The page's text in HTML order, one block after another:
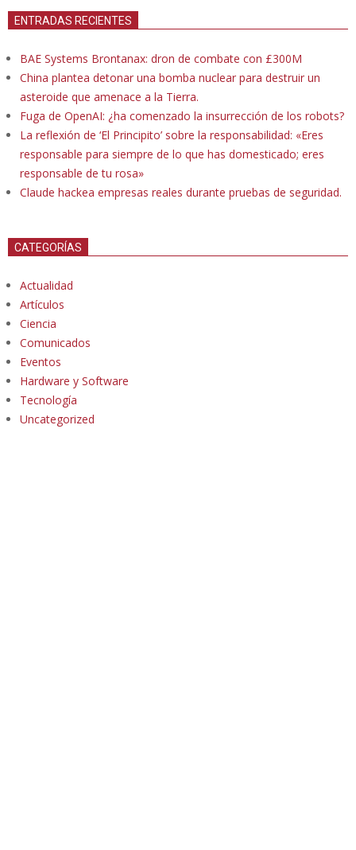
ENTRADAS RECIENTES
BAE Systems Brontanax: dron de combate con £300M
China plantea detonar una bomba nuclear para destruir un
asteroide que amenace a la Tierra.
Fuga de OpenAI: ¿ha comenzado la insurrección de los robots?
La reflexión de ‘El Principito’ sobre la responsabilidad: «Eres
responsable para siempre de lo que has domesticado; eres
responsable de tu rosa»
Claude hackea empresas reales durante pruebas de seguridad.
CATEGORÍAS
Actualidad
Artículos
Ciencia
Comunicados
Eventos
Hardware y Software
Tecnología
Uncategorized